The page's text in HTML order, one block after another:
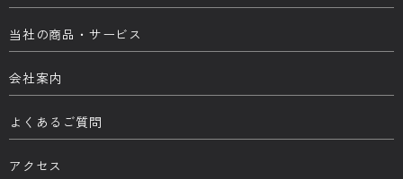
当社の商品・サービス
会社案内
よくあるご質問
アクセス